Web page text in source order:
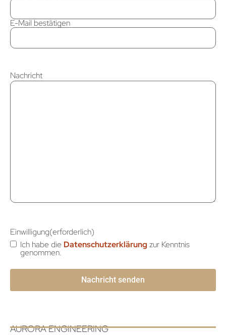
E-Mail bestätigen
Nachricht
Einwilligung(erforderlich)
Ich habe die Datenschutzerklärung zur Kenntnis
genommen.
AURORA ENGINEERING